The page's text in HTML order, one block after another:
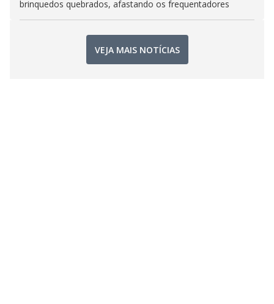
brinquedos quebrados, afastando os frequentadores
VEJA MAIS NOTÍCIAS